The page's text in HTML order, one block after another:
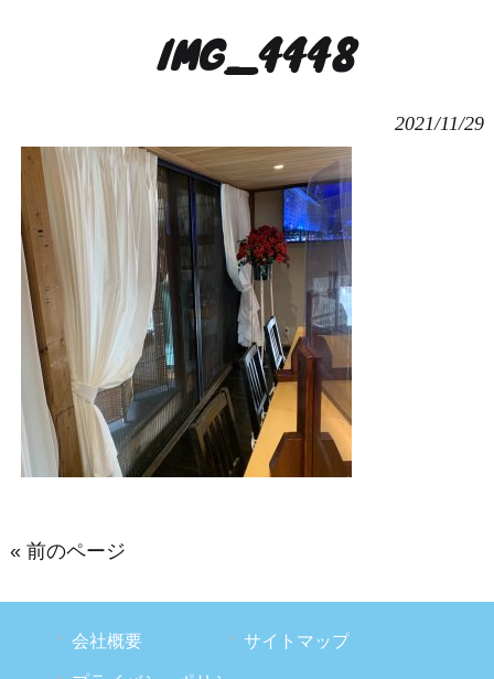
IMG_4448
2021/11/29
« 前のページ
会社概要 サイトマップ